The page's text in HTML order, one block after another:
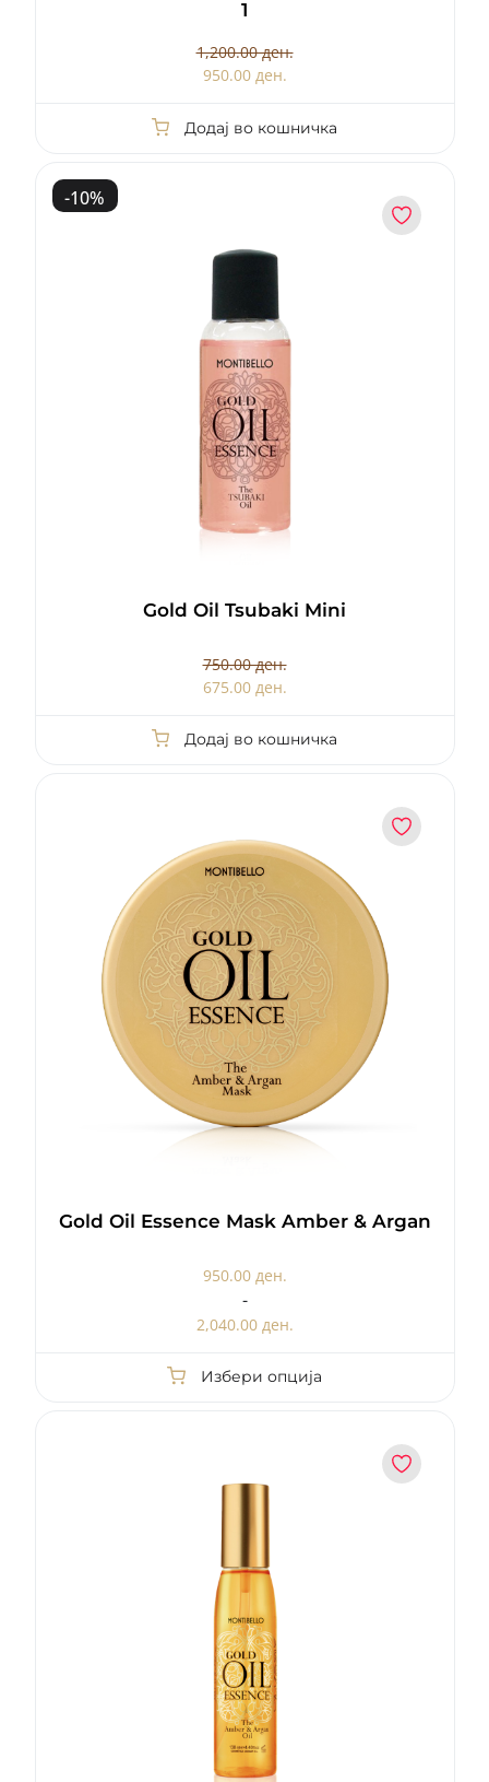
1
1,200.00 ден.
950.00 ден.
Додај во кошничка
-10%
Gold Oil Tsubaki Mini
750.00 ден.
675.00 ден.
Додај во кошничка
Gold Oil Essence Mask Amber & Argan
950.00 ден.
-
2,040.00 ден.
Избери опција